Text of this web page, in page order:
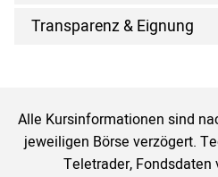
Transparenz & Eignung
Alle Kursinformationen sind
jeweiligen Börse verzögert.
Teletrader,